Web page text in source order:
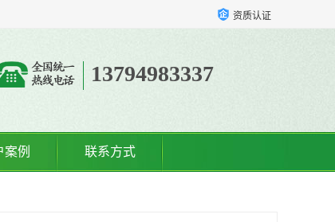
资质认证
13794983337
案例 联系方式